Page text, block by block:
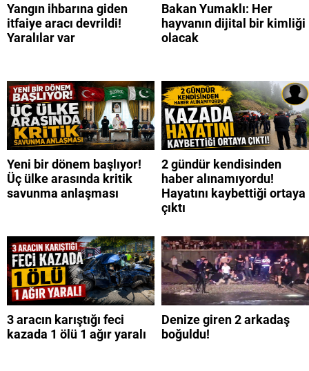
Yangın ihbarına giden
itfaiye aracı devrildi!
Yaralılar var
Bakan Yumaklı: Her
hayvanın dijital bir kimliği
olacak
Yeni bir dönem başlıyor!
Üç ülke arasında kritik
savunma anlaşması
2 gündür kendisinden
haber alınamıyordu!
Hayatını kaybettiği ortaya
çıktı
3 aracın karıştığı feci
kazada 1 ölü 1 ağır yaralı
Denize giren 2 arkadaş
boğuldu!